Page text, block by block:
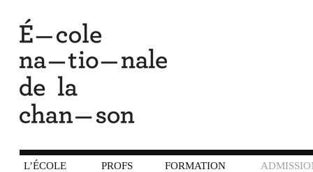
L’ÉCOLE PROFS FORMATION